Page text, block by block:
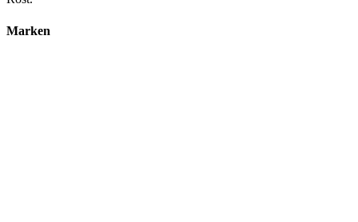
Marken